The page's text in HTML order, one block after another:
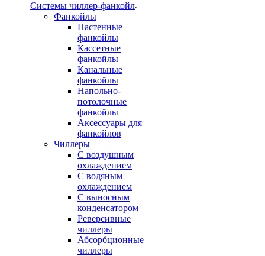
Системы чиллер-фанкойл
Фанкойлы
Настенные
фанкойлы
Кассетные
фанкойлы
Канальные
фанкойлы
Напольно-
потолочные
фанкойлы
Аксессуары для
фанкойлов
Чиллеры
С воздушным
охлаждением
С водяным
охлаждением
С выносным
конденсатором
Реверсивные
чиллеры
Абсорбционные
чиллеры